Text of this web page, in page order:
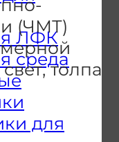
ЛФК
среда
для
(ЧМТ)
толпа